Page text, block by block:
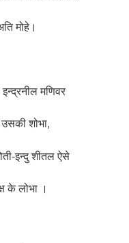
मोहे।
मणिवर
शोभा,
शीतल ऐसे
लोभा ।